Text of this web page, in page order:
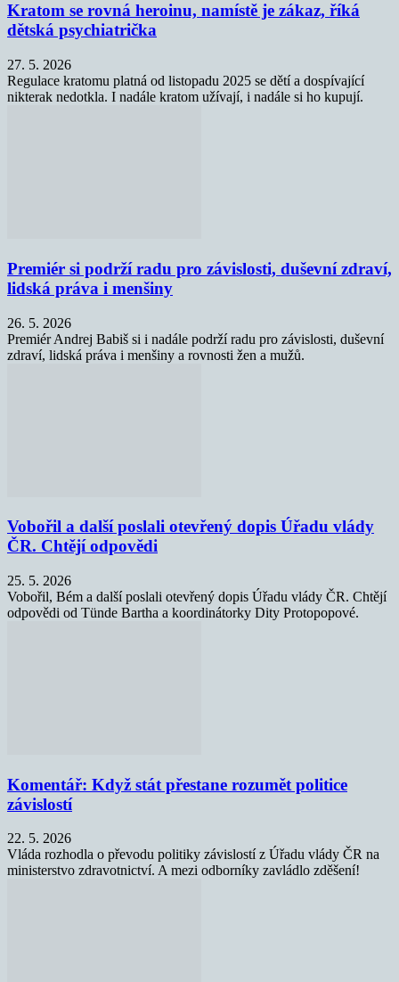
Kratom se rovná heroinu, namístě je zákaz, říká
dětská psychiatrička
27. 5. 2026
Regulace kratomu platná od listopadu 2025 se dětí a dospívající
nikterak nedotkla. I nadále kratom užívají, i nadále si ho kupují.
Premiér si podrží radu pro závislosti, duševní zdraví,
lidská práva i menšiny
26. 5. 2026
Premiér Andrej Babiš si i nadále podrží radu pro závislosti, duševní
zdraví, lidská práva i menšiny a rovnosti žen a mužů.
Vobořil a další poslali otevřený dopis Úřadu vlády
ČR. Chtějí odpovědi
25. 5. 2026
Vobořil, Bém a další poslali otevřený dopis Úřadu vlády ČR. Chtějí
odpovědi od Tünde Bartha a koordinátorky Dity Protopopové.
Komentář: Když stát přestane rozumět politice
závislostí
22. 5. 2026
Vláda rozhodla o převodu politiky závislostí z Úřadu vlády ČR na
ministerstvo zdravotnictví. A mezi odborníky zavládlo zděšení!